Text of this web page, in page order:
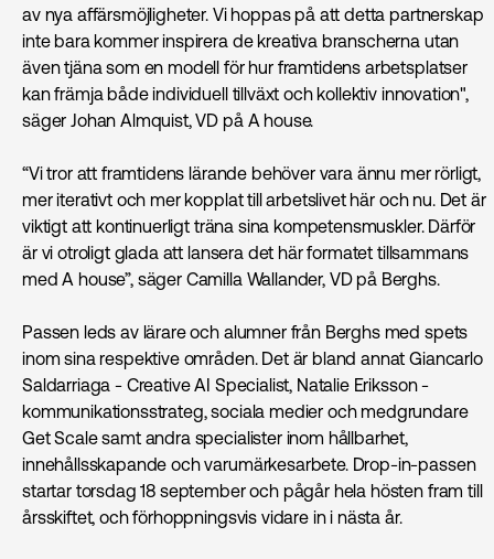
av nya affärsmöjligheter. Vi hoppas på att detta partnerskap
inte bara kommer inspirera de kreativa branscherna utan
även tjäna som en modell för hur framtidens arbetsplatser
kan främja både individuell tillväxt och kollektiv innovation",
säger Johan Almquist, VD på A house.
“Vi tror att framtidens lärande behöver vara ännu mer rörligt,
mer iterativt och mer kopplat till arbetslivet här och nu. Det är
viktigt att kontinuerligt träna sina kompetensmuskler. Därför
är vi otroligt glada att lansera det här formatet tillsammans
med A house”, säger Camilla Wallander, VD på Berghs.
Passen leds av lärare och alumner från Berghs med spets
inom sina respektive områden. Det är bland annat Giancarlo
Saldarriaga - Creative AI Specialist, Natalie Eriksson -
kommunikationsstrateg, sociala medier och medgrundare
Get Scale samt andra specialister inom hållbarhet,
innehållsskapande och varumärkesarbete. Drop-in-passen
startar torsdag 18 september och pågår hela hösten fram till
årsskiftet, och förhoppningsvis vidare in i nästa år.